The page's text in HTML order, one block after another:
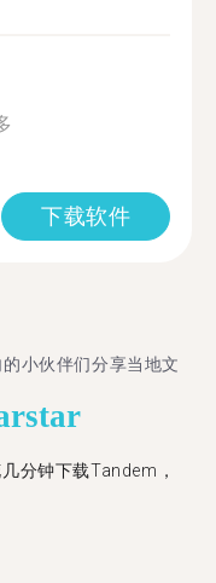
下载软件
小伙伴们分享当地文
star
分钟下载Tandem，